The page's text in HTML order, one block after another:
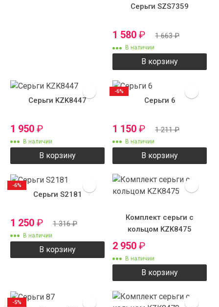
Серьги SZS7359
1 580 ₽ 1 663₽
В наличии
В корзину
Серьги KZK8447
1 950 ₽
В наличии
В корзину
Серьги 6
1 150 ₽ 1 211₽
В наличии
В корзину
-6%
Серьги S2181
1 250 ₽ 1 316₽
В наличии
В корзину
-6%
Комплект серьги с
кольцом KZK8475
2 950 ₽
В наличии
В корзину
-5%